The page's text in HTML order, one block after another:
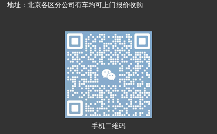
地址：北京各区分公司有车均可上门报价收购
手机二维码